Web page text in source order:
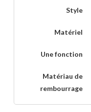
Style
Matériel
Une fonction
Matériau de
rembourrage